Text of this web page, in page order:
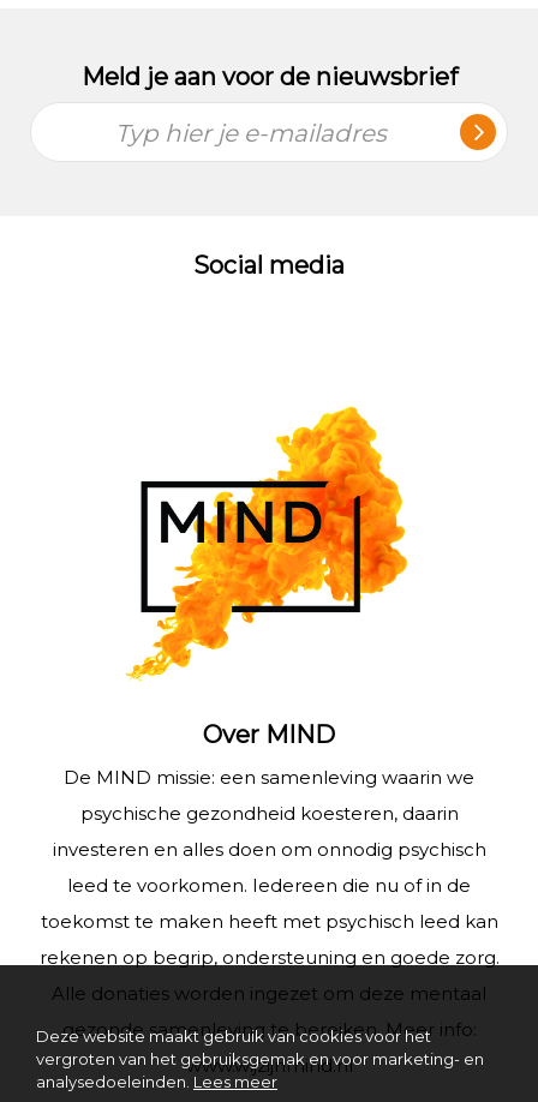
Meld je aan voor de nieuwsbrief
Typ hier je e-mailadres
Social media
Over MIND
De MIND missie: een samenleving waarin we
psychische gezondheid koesteren, daarin
investeren en alles doen om onnodig psychisch
leed te voorkomen. Iedereen die nu of in de
toekomst te maken heeft met psychisch leed kan
rekenen op begrip, ondersteuning en goede zorg.
Alle donaties worden ingezet om deze mentaal
gezonde samenleving te bereiken. Meer info:
www.wijzijnmind.nl
Deze website maakt gebruik van cookies voor het
vergroten van het gebruiksgemak en voor marketing- en
analysedoeleinden. Lees meer